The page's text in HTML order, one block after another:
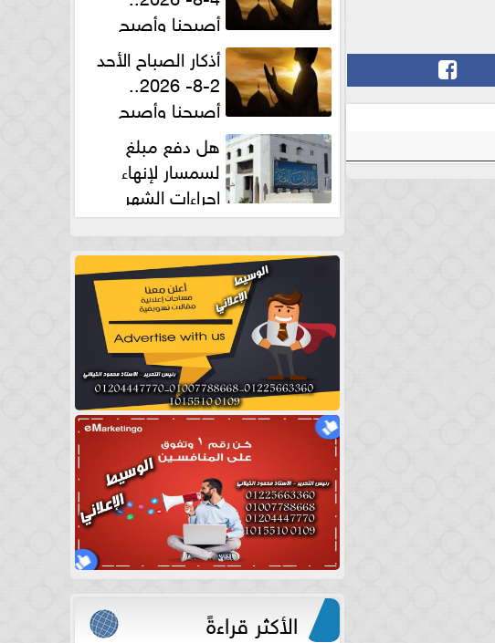
أصبحنا وأصبح
الملك لله والحمد للهأذكار الصباح الأحد
2-8- 2026..
أصبحنا وأصبح
الملك لله والحمد للههل دفع مبلغ
لسمسار لإنهاء
إجراءات الشهر
العقارى حلال؟.. أمين الفتوى يجيب
الأكثر قراءةً